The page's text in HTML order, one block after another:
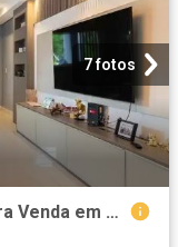
7 fotos
Casa / Sobrado em Condomínio para Venda em Santana de Parnaíba/SP Alphaville Residencial 6 1 Quartos